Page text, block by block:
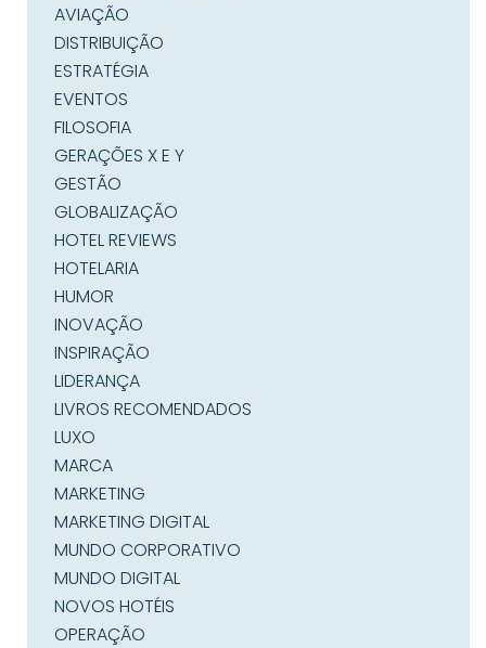
AVIAÇÃO
DISTRIBUIÇÃO
ESTRATÉGIA
EVENTOS
FILOSOFIA
GERAÇÕES X E Y
GESTÃO
GLOBALIZAÇÃO
HOTEL REVIEWS
HOTELARIA
HUMOR
INOVAÇÃO
INSPIRAÇÃO
LIDERANÇA
LIVROS RECOMENDADOS
LUXO
MARCA
MARKETING
MARKETING DIGITAL
MUNDO CORPORATIVO
MUNDO DIGITAL
NOVOS HOTÉIS
OPERAÇÃO